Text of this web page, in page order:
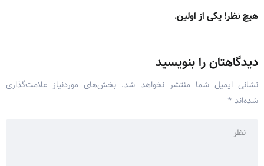
هیچ نظر! یکی از اولین.
دیدگاهتان را بنویسید
نشانی ایمیل شما منتشر نخواهد شد. بخش‌های موردنیاز علامت‌گذاری
شده‌اند *